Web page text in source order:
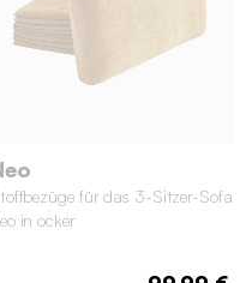
für das 3-Sitzer-Sofa
in ocker